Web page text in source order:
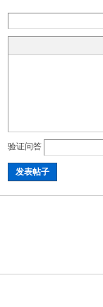
验证问答
发表帖子